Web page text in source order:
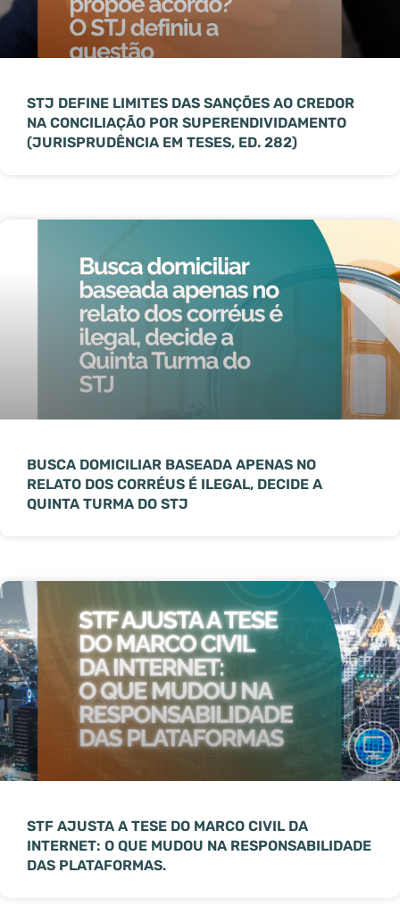
STJ DEFINE LIMITES DAS SANÇÕES AO CREDOR
NA CONCILIAÇÃO POR SUPERENDIVIDAMENTO
(JURISPRUDÊNCIA EM TESES, ED. 282)
BUSCA DOMICILIAR BASEADA APENAS NO
RELATO DOS CORRÉUS É ILEGAL, DECIDE A
QUINTA TURMA DO STJ
STF AJUSTA A TESE DO MARCO CIVIL DA
INTERNET: O QUE MUDOU NA RESPONSABILIDADE
DAS PLATAFORMAS.